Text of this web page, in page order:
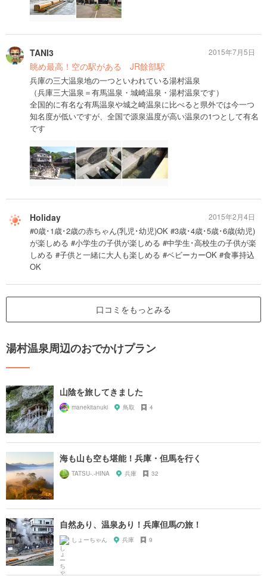
TANI3
眺め最高！空の駅がある JR餘部駅
兵庫の三大温泉地の一つといわれている湯村温泉
（兵庫三大温泉＝有馬温泉・城崎温泉・湯村温泉です）
全国的に有名な有馬温泉や城之崎温泉に比べると県外では今一つ
知名度が低いですが、全国で源泉温度が高い温泉の1つとして有名
です
2015年7月5日
Holiday
#0歳･1歳･2歳の赤ちゃん(乳児･幼児)OK #3歳･4歳･5歳･6歳(幼児)
が楽しめる #小学生の子供が楽しめる #中学生･高校生の子供が楽
しめる #子供と一緒に大人も楽しめる #ベビーカーOK #食事持込
OK
2015年2月4日
口コミをもっとみる
湯村温泉周辺のおでかけプラン
山陰を旅してきました
manekitanuki 鳥取 4
海も山も空も堪能！兵庫・但馬を行く
TATSU-.-HINA 兵庫 32
自然あり、温泉あり！兵庫但馬の旅！
しょーちゃん 兵庫 9